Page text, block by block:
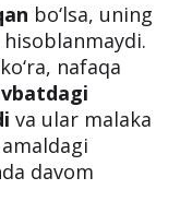
bo‘lsa, uning
nafaqa
va ular malaka
davom